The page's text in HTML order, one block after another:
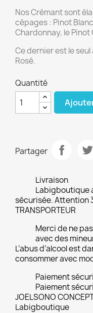
Nos Crémant sont
cépages : Pinot
Chardonnay, le Pinot
Ce dernier est le
Rosé.
Quantité
Partager
Livraison
Labigboutique
sécurisée. Attention
TRANSPORTEUR
Merci de ne
avec des
L’abus d’alcool est
consommer avec
Paiement
Paiement
JOELSONO
Labigboutique